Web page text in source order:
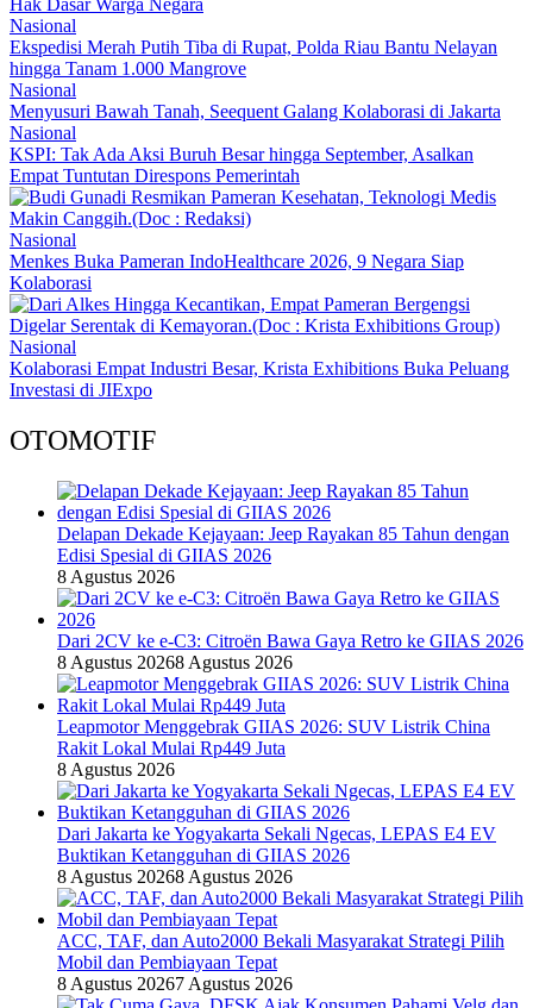
Nasional
Ekspedisi Merah Putih Tiba di Rupat, Polda Riau Bantu Nelayan
hingga Tanam 1.000 Mangrove
Nasional
Menyusuri Bawah Tanah, Seequent Galang Kolaborasi di Jakarta
Nasional
KSPI: Tak Ada Aksi Buruh Besar hingga September, Asalkan
Empat Tuntutan Direspons Pemerintah
Nasional
Menkes Buka Pameran IndoHealthcare 2026, 9 Negara Siap
Kolaborasi
Nasional
Kolaborasi Empat Industri Besar, Krista Exhibitions Buka Peluang
Investasi di JIExpo
OTOMOTIF
Delapan Dekade Kejayaan: Jeep Rayakan 85 Tahun dengan
Edisi Spesial di GIIAS 2026
8 Agustus 2026
Dari 2CV ke e-C3: Citroën Bawa Gaya Retro ke GIIAS 2026
8 Agustus 20268 Agustus 2026
Leapmotor Menggebrak GIIAS 2026: SUV Listrik China
Rakit Lokal Mulai Rp449 Juta
8 Agustus 2026
Dari Jakarta ke Yogyakarta Sekali Ngecas, LEPAS E4 EV
Buktikan Ketangguhan di GIIAS 2026
8 Agustus 20268 Agustus 2026
ACC, TAF, dan Auto2000 Bekali Masyarakat Strategi Pilih
Mobil dan Pembiayaan Tepat
8 Agustus 20267 Agustus 2026